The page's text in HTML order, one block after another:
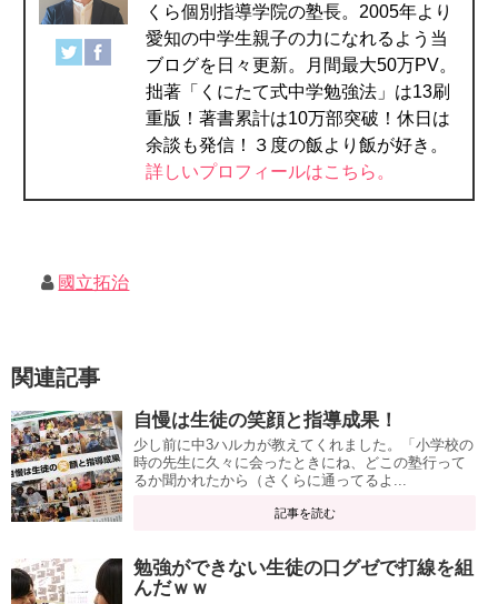
くら個別指導学院の塾長。2005年より
愛知の中学生親子の力になれるよう当
ブログを日々更新。月間最大50万PV。
拙著「くにたて式中学勉強法」は13刷
重版！著書累計は10万部突破！休日は
余談も発信！３度の飯より飯が好き。
詳しいプロフィールはこちら。
國立拓治
関連記事
自慢は生徒の笑顔と指導成果！
少し前に中3ハルカが教えてくれました。「小学校の
時の先生に久々に会ったときにね、どこの塾行って
るか聞かれたから（さくらに通ってるよ...
記事を読む
勉強ができない生徒の口グゼで打線を組
んだｗｗ